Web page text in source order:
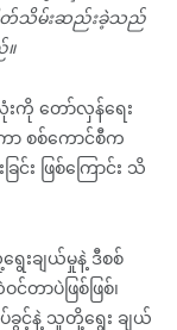
တ်သိမ်းဆည်းခဲ့သည်
။
းကို တော်လှန်ရေး
စစ်ကောင်စီက
း ဖြစ်ကြောင်း သိ
ချယ်မှုနဲ့ ဒီစစ်
ာပဲဖြစ်ဖြစ်၊
င့်နဲ့ သူတို့ရွေး ချယ်